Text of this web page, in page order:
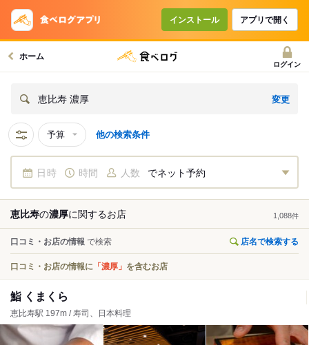
インストール アプリで開く
ホーム
ログイン
恵比寿 濃厚 変更
予算 他の検索条件
日時 時間 人数 でネット予約
恵比寿の濃厚に関するお店 1,088件
口コミ・お店の情報 で検索 店名で検索する
口コミ・お店の情報に 「濃厚」 を含むお店
鮨 くまくら
恵比寿駅 197m / 寿司、日本料理